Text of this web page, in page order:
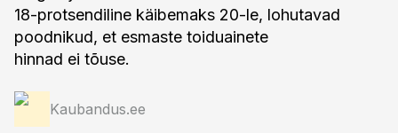
18-protsendiline käibemaks 20-le, lohutavad
poodnikud, et esmaste toiduainete
hinnad ei tõuse.
Kaubandus.ee